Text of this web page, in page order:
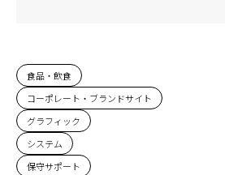
食品・飲食
コーポレート・ブランドサイト
グラフィック
システム
保守サポート